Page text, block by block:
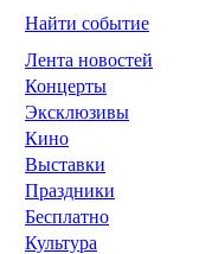
Найти событие
Лента новостей
Концерты
Эксклюзивы
Кино
Выставки
Праздники
Бесплатно
Культура